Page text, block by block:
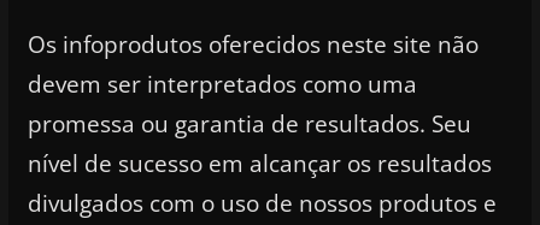
Os infoprodutos oferecidos neste site não
devem ser interpretados como uma
promessa ou garantia de resultados. Seu
nível de sucesso em alcançar os resultados
divulgados com o uso de nossos produtos e